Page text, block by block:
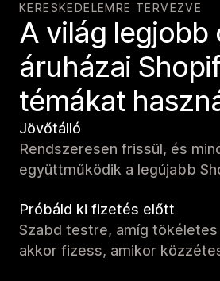
KERESKEDELEMRE TERVEZVE
A világ legjobb
áruházai
témákat
Jövőtálló
Rendszeresen frissül, és
együttműködik a legújabb
Próbáld ki fizetés előtt
Szabd testre, amíg tökéletes
akkor fizess, amikor